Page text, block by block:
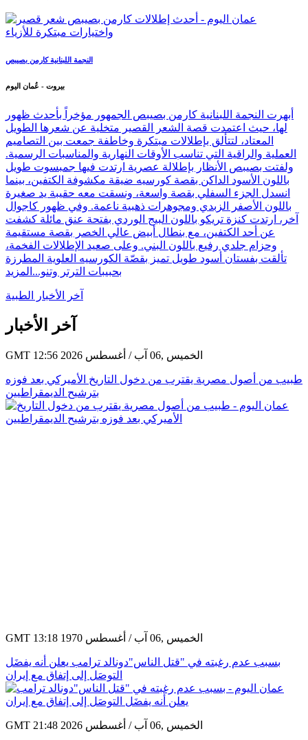
النجمة اللبنانية كارمن بصيبص
بيروت - عُمان اليوم
أبهرت النجمة اللبنانية كارمن بصيبص الجمهور مؤخراً بأحدث ظهور
لها، حيث اعتمدت قصة الشعر القصير متخلية عن شعرها الطويل
المعتاد، لتتألق بإطلالات مبتكرة وخاطفة جمعت بين التصاميم
العملية والراقية التي تناسب الأوقات النهارية والمناسبات الرسمية.
ولفتت بصيبص الأنظار بإطلالة عصرية ارتدت فيها جمبسوت طويل
باللون الأسود الداكن بقصة كورسيه ضيقة مكشوفة الكتفين، بينما
انسدل الجزء السفلي بقصة واسعة، ونسقت معه حقيبة يد صغيرة
باللون الأصفر الزبدي ومجوهرات ذهبية ناعمة. وفي ظهور كاجوال
آخر، ارتدت كنزة تريكو باللون البيج الوردي بفتحة عنق مائلة كشفت
عن أحد الكتفين، مع بنطال أبيض عالي الخصر بقصة مستقيمة
وحزام جلدي رفيع باللون البني. وعلى صعيد الإطلالات الفخمة،
تألقت بفستان أسود طويل تميز بقصّة الكورسيه العلوية المطرزة
بحبيبات الترتر وتنو... المزيد
آخر الأخبار الطبية
آخر الأخبار
GMT 12:56 2026 الخميس ,06 آب / أغسطس
طبيب من أصول مصرية يقترب من دخول التاريخ الأميركي بعد فوزه
بترشيح الديمقراطيين
GMT 13:18 1970 الخميس ,06 آب / أغسطس
بسبب عدم رغبته في "قتل الناس"دونالد ترامب يعلن أنه يفضَل
التوصَل إلى إتفاق مع إيران
GMT 21:48 2026 الخميس ,06 آب / أغسطس